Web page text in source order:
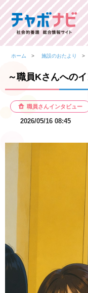
ホーム 施設のおたより
～職員Kさんへの
職員さんインタビュー
2026/05/16 08:45